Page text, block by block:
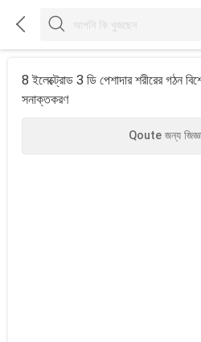
 
8 ইলেক্ট্রোড 3 ডি পেশাদার শরীরের গঠন
সনাক্তকরণ
Qoute জন্য